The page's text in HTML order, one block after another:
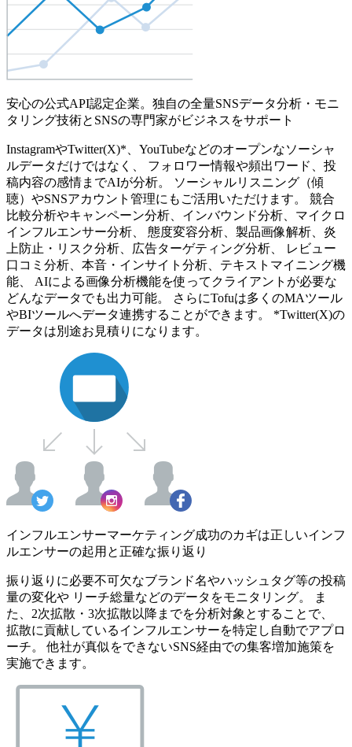
安心の公式API認定企業。独自の全量SNSデータ分析・モニ
タリング技術とSNSの専門家がビジネスをサポート
InstagramやTwitter(X)*、YouTubeなどのオープンなソーシャ
ルデータだけではなく、 フォロワー情報や頻出ワード、投
稿内容の感情までAIが分析。 ソーシャルリスニング（傾
聴）やSNSアカウント管理にもご活用いただけます。 競合
比較分析やキャンペーン分析、インバウンド分析、マイクロ
インフルエンサー分析、 態度変容分析、製品画像解析、炎
上防止・リスク分析、広告ターゲティング分析、 レビュー
口コミ分析、本音・インサイト分析、テキストマイニング機
能、 AIによる画像分析機能を使ってクライアントが必要な
どんなデータでも出力可能。 さらにTofuは多くのMAツール
やBIツールへデータ連携することができます。 *Twitter(X)の
データは別途お見積りになります。
インフルエンサーマーケティング成功のカギは正しいインフ
ルエンサーの起用と正確な振り返り
振り返りに必要不可欠なブランド名やハッシュタグ等の投稿
量の変化や リーチ総量などのデータをモニタリング。 ま
た、2次拡散・3次拡散以降までを分析対象とすることで、
拡散に貢献しているインフルエンサーを特定し自動でアプロ
ーチ。 他社が真似をできないSNS経由での集客増加施策を
実施できます。